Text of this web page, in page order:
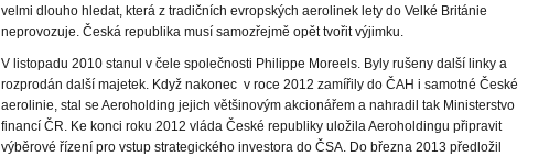
velmi dlouho hledat, která z tradičních evropských aerolinek lety do Velké Británie
neprovozuje. Česká republika musí samozřejmě opět tvořit výjimku.
V listopadu 2010 stanul v čele společnosti Philippe Moreels. Byly rušeny další linky a
rozprodán další majetek. Když nakonec v roce 2012 zamířily do ČAH i samotné České
aerolinie, stal se Aeroholding jejich většinovým akcionářem a nahradil tak Ministerstvo
financí ČR. Ke konci roku 2012 vláda České republiky uložila Aeroholdingu připravit
výběrové řízení pro vstup strategického investora do ČSA. Do března 2013 předložil